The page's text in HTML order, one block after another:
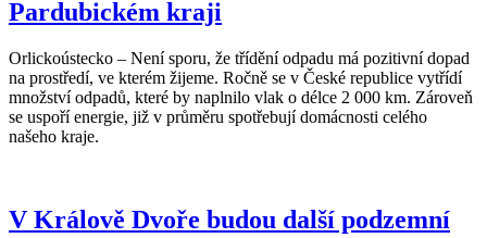
Pardubickém kraji
Orlickoústecko – Není sporu, že třídění odpadu má pozitivní dopad
na prostředí, ve kterém žijeme. Ročně se v České republice vytřídí
množství odpadů, které by naplnilo vlak o délce 2 000 km. Zároveň
se uspoří energie, již v průměru spotřebují domácnosti celého
našeho kraje.
V Králově Dvoře budou další podzemní